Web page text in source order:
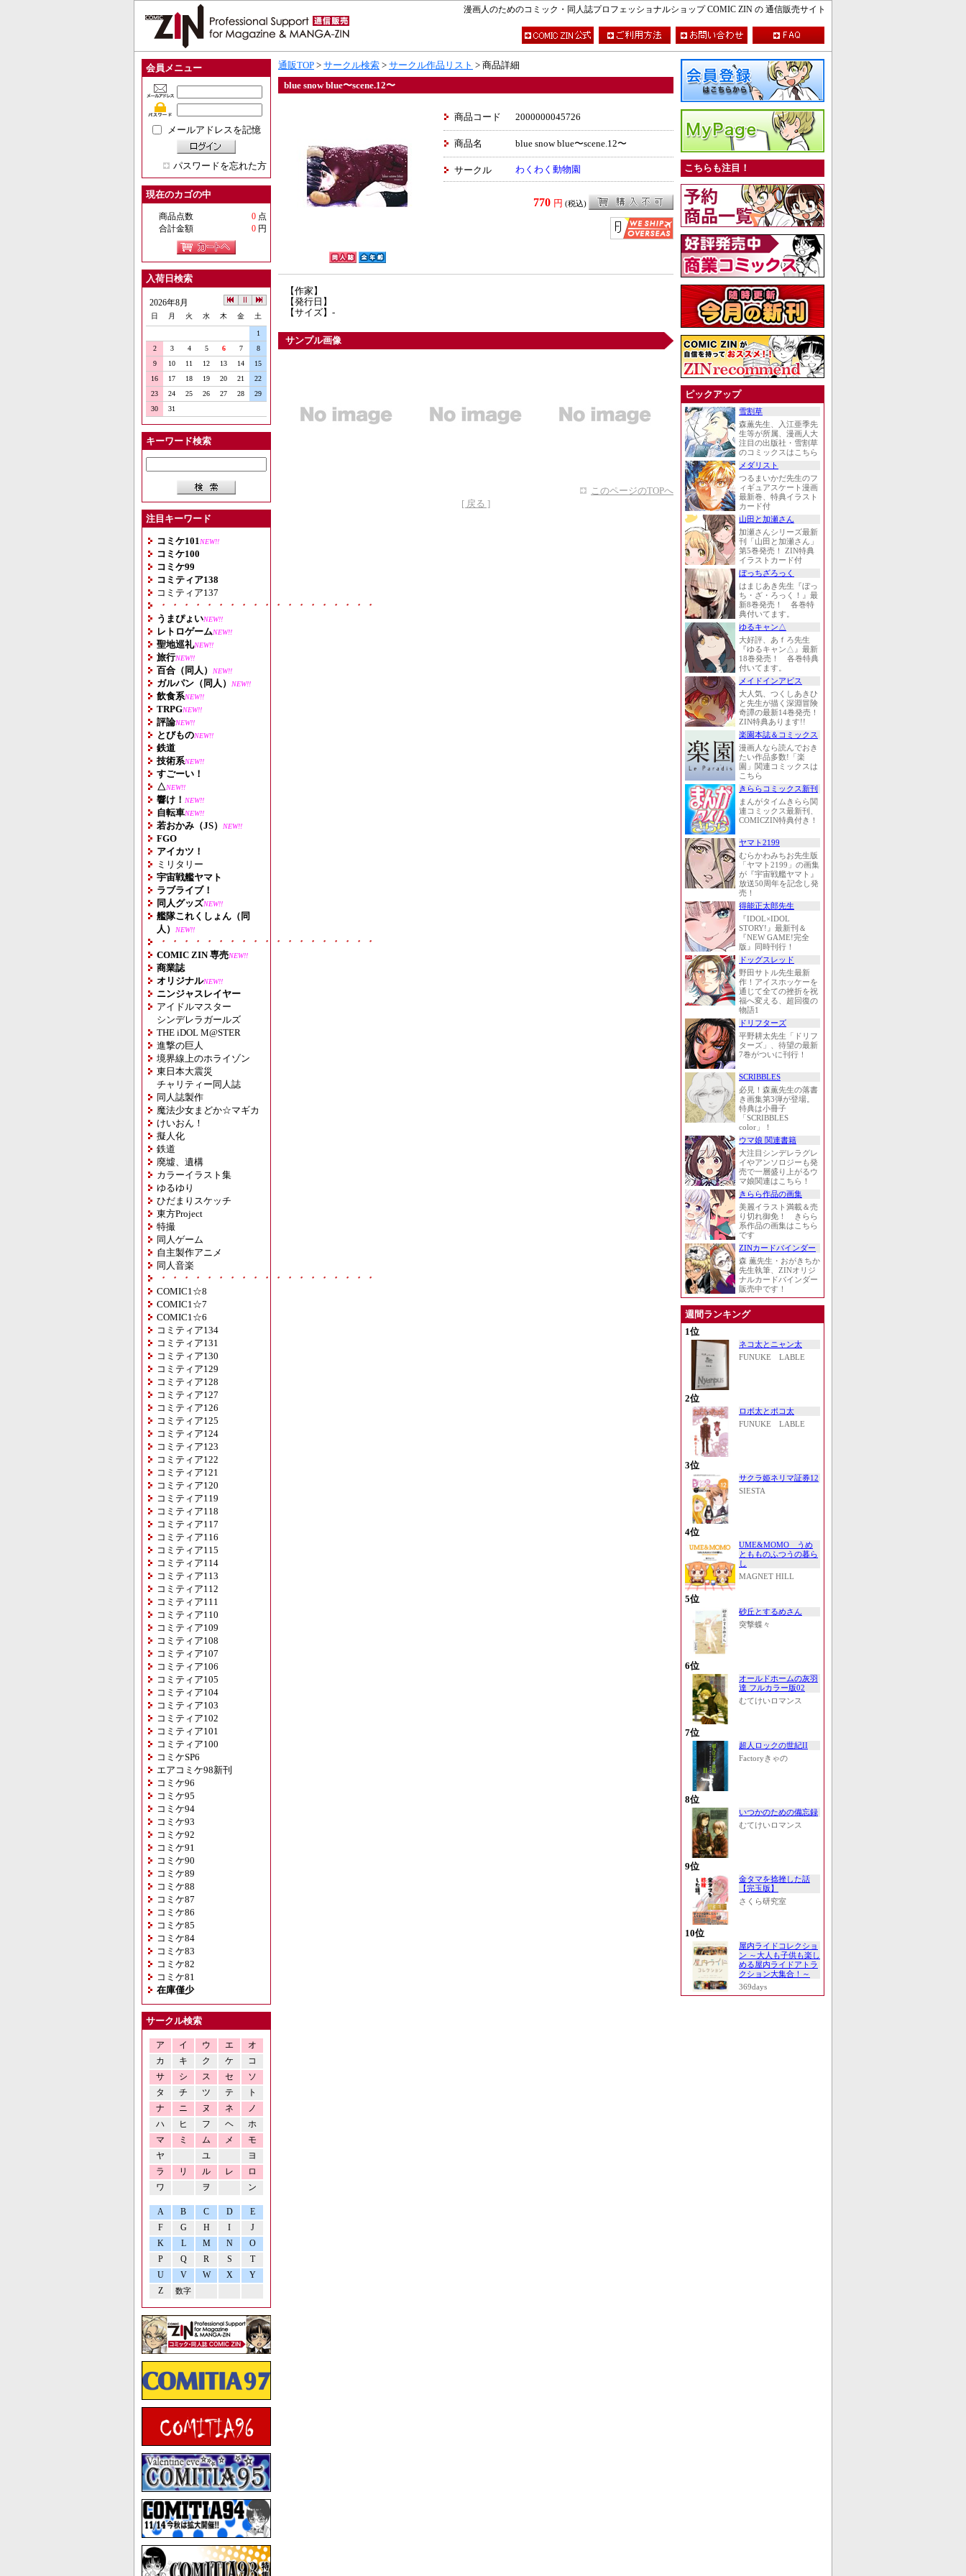
漫画人のためのコミック・同人誌プロフェッショナルショップ COMIC ZIN の 通信販売サイト
会員メニュー
メールアドレスを記憶
パスワードを忘れた方
現在のカゴの中
商品点数 0 点
合計金額
0 円
入荷日検索
2026年8月
日 月 火 水 木 金 土
1
2
3 4 5 6 7
8
9
10 11 12 13 14
15
16
17 18 19 20 21
22
23
24 25 26 27 28
29
30
31
キーワード検索
注目キーワード
コミケ101 NEW!!
コミケ100
コミケ99
コミティア138
コミティア137
・・・・・・・・・・・・・・・・・・・
うまぴょいNEW!!
レトロゲームNEW!!
聖地巡礼NEW!!
旅行NEW!!
百合（同人） NEW!!
ガルパン（同人） NEW!!
飲食系NEW!!
TRPGNEW!!
評論NEW!!
とびものNEW!!
鉄道
技術系NEW!!
すごーい！
△NEW!!
響け！ NEW!!
自転車NEW!!
若おかみ（JS） NEW!!
FGO
アイカツ！
ミリタリー
宇宙戦艦ヤマト
ラブライブ！
同人グッズNEW!!
艦隊これくしょん（同
人）
NEW!!
・・・・・・・・・・・・・・・・・・・
COMIC ZIN 専売NEW!!
商業誌
オリジナルNEW!!
ニンジャスレイヤー
アイドルマスター
シンデレラガールズ
THE iDOL M@STER
進撃の巨人
境界線上のホライゾン
東日本大震災
チャリティー同人誌
同人誌製作
魔法少女まどか☆マギカ
けいおん！
擬人化
鉄道
廃墟、遺構
カラーイラスト集
ゆるゆり
ひだまりスケッチ
東方Project
特撮
同人ゲーム
自主製作アニメ
同人音楽
・・・・・・・・・・・・・・・・・・・
COMIC1☆8
COMIC1☆7
COMIC1☆6
コミティア134
コミティア131
コミティア130
コミティア129
コミティア128
コミティア127
コミティア126
コミティア125
コミティア124
コミティア123
コミティア122
コミティア121
コミティア120
コミティア119
コミティア118
コミティア117
コミティア116
コミティア115
コミティア114
コミティア113
コミティア112
コミティア111
コミティア110
コミティア109
コミティア108
コミティア107
コミティア106
コミティア105
コミティア104
コミティア103
コミティア102
コミティア101
コミティア100
コミケSP6
エアコミケ98新刊
コミケ96
コミケ95
コミケ94
コミケ93
コミケ92
コミケ91
コミケ90
コミケ89
コミケ88
コミケ87
コミケ86
コミケ85
コミケ84
コミケ83
コミケ82
コミケ81
在庫僅少
サークル検索
ア イ ウ エ
オ
カ
キ ク ケ
コ
サ
シ ス セ
ソ
タ
チ ツ テ
ト
ナ
ニ ヌ ネ
ノ
ハ
ヒ フ ヘ
ホ
マ
ミ ム メ
モ
ヤ
ユ
ヨ
ラ
リ ル レ
ロ
ワ
ヲ ン
A B C D
E
F
G H I
J
K
L M N
O
P
Q R S
T
U
V W X
Y
Z
数字
通販TOP > サークル検索 > サークル作品リスト > 商品詳細
blue snow blue〜scene.12〜
商品コード 2000000045726
商品名 blue snow blue〜scene.12〜
サークル わくわく動物園
770 円 (税込)
【作家】
【発行日】
【サイズ】-
サンプル画像
このページのTOPへ
[ 戻る ]
こちらも注目！
ピックアップ
雪割草
森薫先生、入江亜季先
生等が所属、漫画人大
注目の出版社・雪割草
のコミックスはこちら
メダリスト
つるまいかだ先生のフ
ィギュアスケート漫画
最新巻、特典イラスト
カード付
山田と加瀬さん
加瀬さんシリーズ最新
刊「山田と加瀬さん」
第5巻発売！ ZIN特典
イラストカード付
ぼっちざろっく
はまじあき先生『ぼっ
ち・ざ・ろっく！』最
新8巻発売！ 各巻特
典付いてます。
ゆるキャン△
大好評、あｆろ先生
『ゆるキャン△』最新
18巻発売！ 各巻特典
付いてます。
メイドインアビス
大人気、つくしあきひ
と先生が描く深淵冒険
奇譚の最新14巻発売！
ZIN特典あります!!
楽園本誌＆コミックス
漫画人なら読んでおき
たい作品多数!「楽
園」関連コミックスは
こちら
きららコミックス新刊
まんがタイムきらら関
連コミックス最新刊、
COMICZIN特典付き！
ヤマト2199
むらかわみちお先生版
「ヤマト2199」の画集
が『宇宙戦艦ヤマト』
放送50周年を記念し発
売！
得能正太郎先生
『IDOL×IDOL
STORY!』最新刊＆
『NEW GAME!完全
版』同時刊行！
ドッグスレッド
野田サトル先生最新
作！アイスホッケーを
通じて全ての挫折を祝
福へ変える、超回復の
物語1
ドリフターズ
平野耕太先生「ドリフ
ターズ」、待望の最新
7巻がついに刊行！
SCRIBBLES
必見！森薫先生の落書
き画集第3弾が登場。
特典は小冊子
「SCRIBBLES
color」！
ウマ娘 関連書籍
大注目シンデレラグレ
イやアンソロジーも発
売で一層盛り上がるウ
マ娘関連はこちら！
きらら作品の画集
美麗イラスト満載＆売
り切れ御免！ きらら
系作品の画集はこちら
です
ZINカードバインダー
森 薫先生・おがきちか
先生執筆、ZINオリジ
ナルカードバインダー
販売中です！
週間ランキング
1位
ネコ太とニャン太
FUNUKE LABLE
2位
ロボ太とポコ太
FUNUKE LABLE
3位
サクラ姫ネリマ証券12
SIESTA
4位
UME&MOMO うめ
ともものふつうの暮ら
し
MAGNET HILL
5位
砂丘とするめさん
突撃蝶々
6位
オールドホームの灰羽
達 フルカラー版02
むてけいロマンス
7位
超人ロックの世紀II
Factoryきゃの
8位
いつかのための備忘録
むてけいロマンス
9位
金タマを捻挫した話
【完玉版】
さくら研究室
10位
屋内ライドコレクショ
ン ～大人も子供も楽し
める屋内ライドアトラ
クション大集合！～
369days